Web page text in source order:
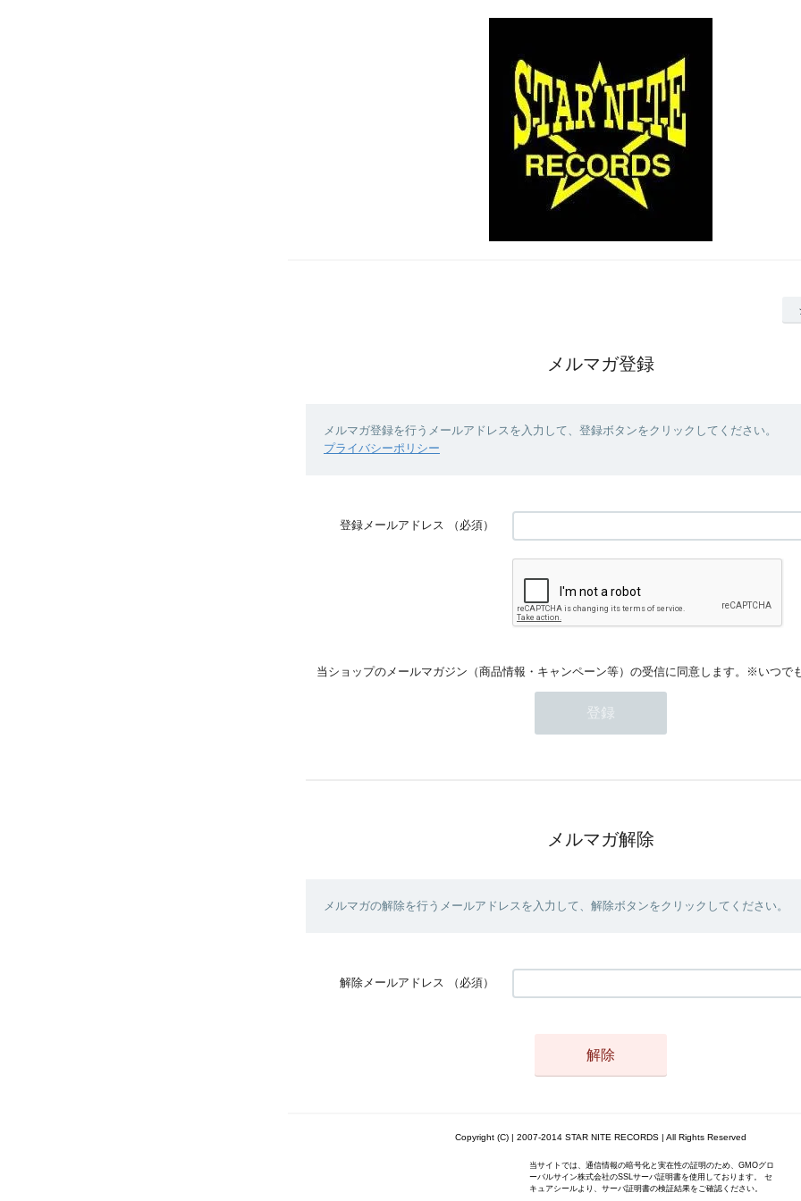
メルマガ登録
メルマガ登録を行うメールアドレスを入力して、登録ボタンをクリックしてください。
プライバシーポリシー
登録メールアドレス （必須）
当ショップのメールマガジン（商品情報・キャンペーン等）の受信に同意します。※いつで
メルマガ解除
メルマガの解除を行うメールアドレスを入力して、解除ボタンをクリックしてください。
解除メールアドレス （必須）
Copyright (C) | 2007-2014 STAR NITE RECORDS | All Rights Reserved
当サイトでは、通信情報の暗号化と実在性の証明のため、GMOグロ
ーバルサイン株式会社のSSLサーバ証明書を使用しております。 セ
キュアシールより、サーバ証明書の検証結果をご確認ください。